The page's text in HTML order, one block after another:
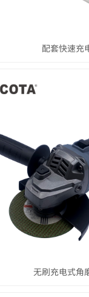
配套快速充
无刷充电式角